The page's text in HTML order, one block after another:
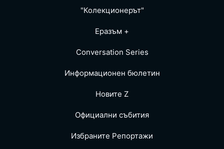
"Колекционерът"
Еразъм +
Conversation Series
Информационен бюлетин
Новите Z
Официални събития
Избраните Репoртажи